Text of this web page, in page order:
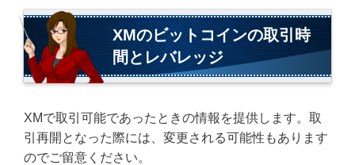
XMのビットコインの取引時
間とレバレッジ
XMで取引可能であったときの情報を提供します。取
引再開となった際には、変更される可能性もあります
のでご留意ください。